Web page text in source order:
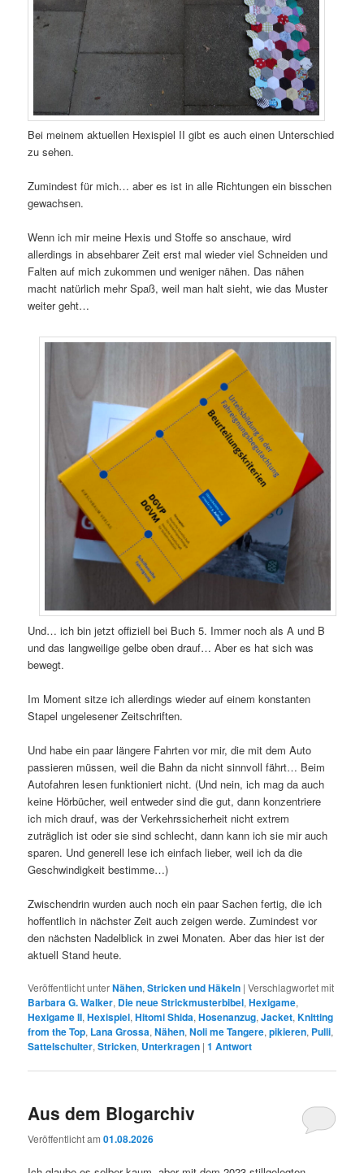
Bei meinem aktuellen Hexispiel II gibt es auch einen Unterschied
zu sehen.
Zumindest für mich… aber es ist in alle Richtungen ein bisschen
gewachsen.
Wenn ich mir meine Hexis und Stoffe so anschaue, wird
allerdings in absehbarer Zeit erst mal wieder viel Schneiden und
Falten auf mich zukommen und weniger nähen. Das nähen
macht natürlich mehr Spaß, weil man halt sieht, wie das Muster
weiter geht…
Und… ich bin jetzt offiziell bei Buch 5. Immer noch als A und B
und das langweilige gelbe oben drauf… Aber es hat sich was
bewegt.
Im Moment sitze ich allerdings wieder auf einem konstanten
Stapel ungelesener Zeitschriften.
Und habe ein paar längere Fahrten vor mir, die mit dem Auto
passieren müssen, weil die Bahn da nicht sinnvoll fährt… Beim
Autofahren lesen funktioniert nicht. (Und nein, ich mag da auch
keine Hörbücher, weil entweder sind die gut, dann konzentriere
ich mich drauf, was der Verkehrssicherheit nicht extrem
zuträglich ist oder sie sind schlecht, dann kann ich sie mir auch
sparen. Und generell lese ich einfach lieber, weil ich da die
Geschwindigkeit bestimme…)
Zwischendrin wurden auch noch ein paar Sachen fertig, die ich
hoffentlich in nächster Zeit auch zeigen werde. Zumindest vor
den nächsten Nadelblick in zwei Monaten. Aber das hier ist der
aktuell Stand heute.
Veröffentlicht unterNähen,Stricken und Häkeln |Verschlagwortet mit
Barbara G. Walker, Die neue Strickmusterbibel,Hexigame,
Hexigame II,Hexispiel,Hitomi Shida,Hosenanzug,Jacket,Knitting
from the Top, Lana Grossa,Nähen,Noli me Tangere,pikieren, Pulli,
Sattelschulter,Stricken, Unterkragen |1 Antwort
Aus dem Blogarchiv
Veröffentlicht am01.08.2026